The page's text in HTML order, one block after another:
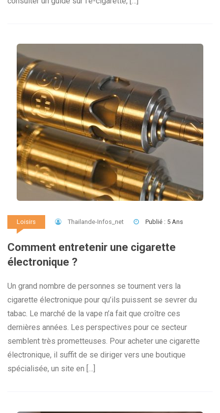
Loisirs Thailande-Infos_net Publié : 5 Ans
Comment entretenir une cigarette
électronique ?
Un grand nombre de personnes se tournent vers la
cigarette électronique pour qu’ils puissent se sevrer du
tabac. Le marché de la vape n’a fait que croître ces
dernières années. Les perspectives pour ce secteur
semblent très prometteuses. Pour acheter une cigarette
électronique, il suffit de se diriger vers une boutique
spécialisée, un site en […]